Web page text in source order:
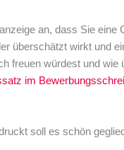
an, dass Sie eine
überschätzt wirkt und
freuen würdest und wie
im
soll es schön